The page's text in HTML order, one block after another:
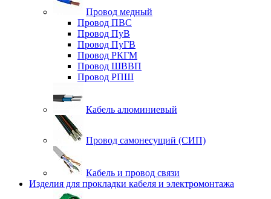
Провод медный
Провод ПВС
Провод ПуВ
Провод ПуГВ
Провод РКГМ
Провод ШВВП
Провод РПШ
Кабель алюминиевый
Провод самонесущий (СИП)
Кабель и провод связи
Изделия для прокладки кабеля и электромонтажа